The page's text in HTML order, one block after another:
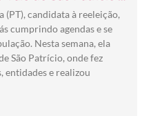
(PT), candidata à reeleição,
cumprindo agendas e se
Nesta semana, ela
São Patrício, onde fez
entidades e realizou